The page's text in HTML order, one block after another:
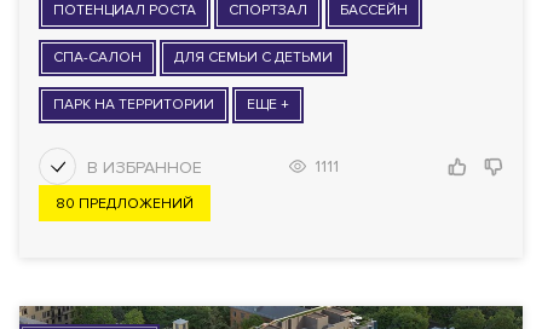
ПОТЕНЦИАЛ РОСТА СПОРТЗАЛ БАССЕЙН
СПА-САЛОН ДЛЯ СЕМЬИ С ДЕТЬМИ
ПАРК НА ТЕРРИТОРИИ ЕЩЕ +
1111
80 ПРЕДЛОЖЕНИЙ